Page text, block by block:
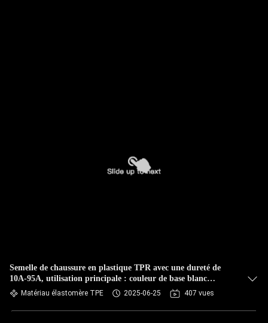
Semelle de chaussure en plastique TPR avec une dureté de
10A-95A, utilisation principale : couleur de base blanc
opaque
Matériau élastomère TPE 2025-06-25 407 vues